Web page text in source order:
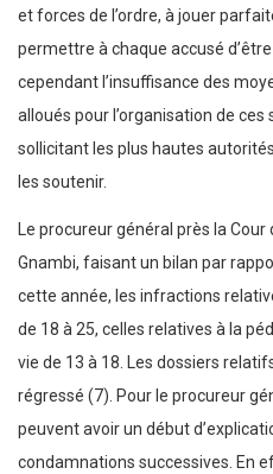
et forces de l’ordre, à jouer
permettre à chaque accusé
cependant l’insuffisance des
alloués pour l’organisation de ces
sollicitant les plus hautes
les soutenir.
Le procureur général près la Cour
Gnambi, faisant un bilan par
cette année, les infractions
de 18 à 25, celles relatives à la
vie de 13 à 18. Les dossiers
régressé (7). Pour le procureur
peuvent avoir un début
condamnations successives. En